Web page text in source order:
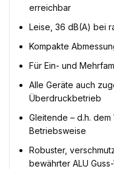
erreichbar
Leise, 36 dB(A) bei
Kompakte
Für Ein- und
Alle Geräte auch
Überdruckbetrieb
Gleitende – d.h.
Betriebsweise
Robuster,
bewährter ALU